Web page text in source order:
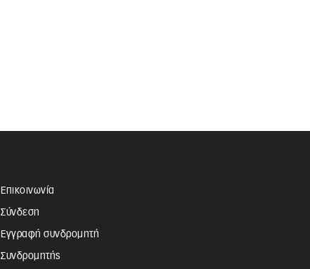
Επικοινωνία
Σύνδεση
Εγγραφή συνδρομητή
Συνδρομητής